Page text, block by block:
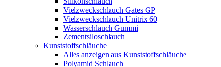
Vielzweckschlauch Gates GP
Vielzweckschlauch Unitrix 60
Wasserschlauch Gummi
Zementsiloschlauch
Kunststoffschläuche
Alles anzeigen aus Kunststoffschläuche
Polyamid Schlauch